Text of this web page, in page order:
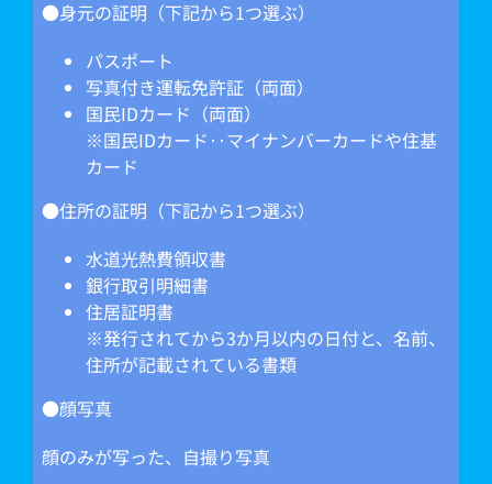
●身元の証明（下記から1つ選ぶ）
パスポート
写真付き運転免許証（両面）
国民IDカード（両面）
※国民IDカード‥マイナンバーカードや住基
カード
●住所の証明（下記から1つ選ぶ）
水道光熱費領収書
銀行取引明細書
住居証明書
※発行されてから3か月以内の日付と、名前、
住所が記載されている書類
●顔写真
顔のみが写った、自撮り写真